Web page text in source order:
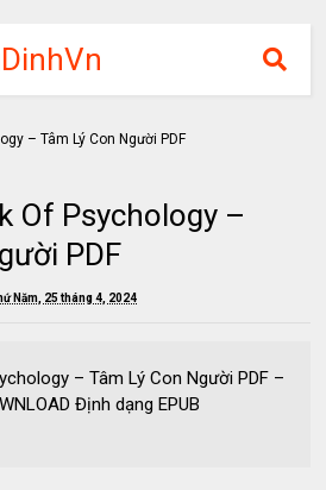
ebook,
học,
học
phí
Of Psychology –
PDF
Năm, 25 tháng 4, 2024
– Tâm Lý Con Người PDF –
Định dạng EPUB